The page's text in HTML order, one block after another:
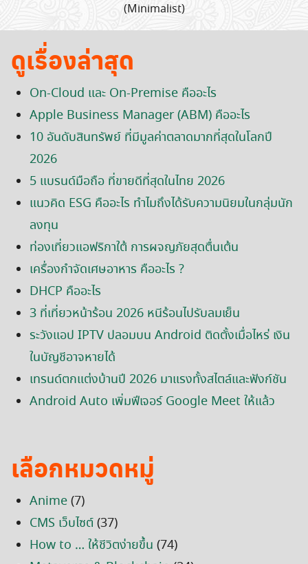
(Minimalist)
ดูเรื่องล่าสุด
On-Cloud และ On-Premise คืออะไร
Apple Business Manager (ABM) คืออะไร
10 อันดับสินทรัพย์ ที่มีมูลค่าตลาดมากที่สุดในโลกปี
2026
5 แบรนด์มือถือ ที่ขายดีที่สุดในไทย 2026
แนวคิด ESG คืออะไร ทำไมถึงได้รับความนิยมในกลุ่มนัก
ลงทุน
ท่องเที่ยวแอฟริกาใต้ การผจญภัยสุดตื่นเต้น
เครื่องกำจัดเศษอาหาร คืออะไร ?
DHCP คืออะไร
3 ที่เที่ยวหน้าร้อน 2026 หนีร้อนไปรับลมเย็น
ระวังแอป IPTV ปลอมบน Android ติดตั้งเมื่อไหร่ เงิน
ในบัญชีอาจหายได้
เทรนด์ตกแต่งบ้านปี 2026 มาแรงทั้งสไตล์และฟังก์ชัน
Android Auto เพิ่มฟีเจอร์ Google Meet ให้แล้ว
เลือกหมวดหมู่
Anime(7)
CMS เว็บไซต์(37)
How to … ให้ชีวิตง่ายขึ้น (74)